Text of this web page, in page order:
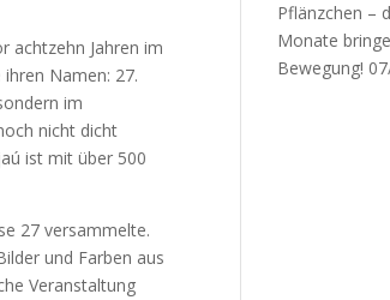
achtzehn Jahren im
Namen: 27.
im
nicht dicht
ist mit über 500
27 versammelte.
und Farben aus
Veranstaltung
Pflänzchen –
Monate
Bewegung!